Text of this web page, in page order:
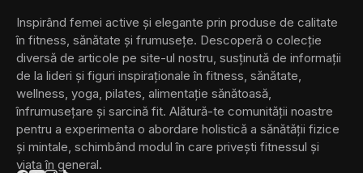
Inspirând femei active și elegante prin produse de calitate
în fitness, sănătate și frumusețe. Descoperă o colecție
diversă de articole pe site-ul nostru, susținută de informații
de la lideri și figuri inspiraționale în fitness, sănătate,
wellness, yoga, pilates, alimentație sănătoasă,
înfrumusețare și sarcină fit. Alătură-te comunității noastre
pentru a experimenta o abordare holistică a sănătății fizice
și mintale, schimbând modul în care privești fitnessul și
viața în general.